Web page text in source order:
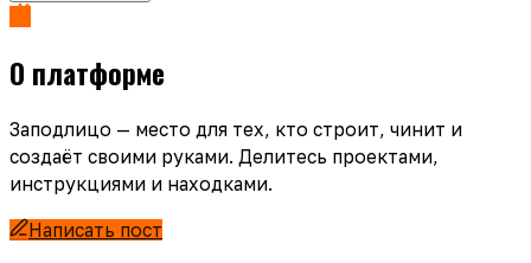
О платформе
Заподлицо — место для тех, кто строит, чинит и
создаёт своими руками. Делитесь проектами,
инструкциями и находками.
Написать пост